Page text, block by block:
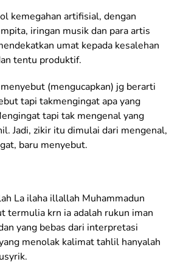
kemegahan artifisial, dengan
iringan musik dan para artis
umat kepada kesalehan
tentu produktif.
(mengucapkan) jg berarti
tapi takmengingat apa yang
tapi tak mengenal yang
Jadi, zikir itu dimulai dari mengenal,
baru menyebut.
La ilaha illallah Muhammadun
termulia krn ia adalah rukun iman
yang bebas dari interpretasi
menolak kalimat tahlil hanyalah